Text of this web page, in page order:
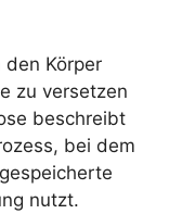
Körper
zu versetzen
beschreibt
bei dem
nutzt.